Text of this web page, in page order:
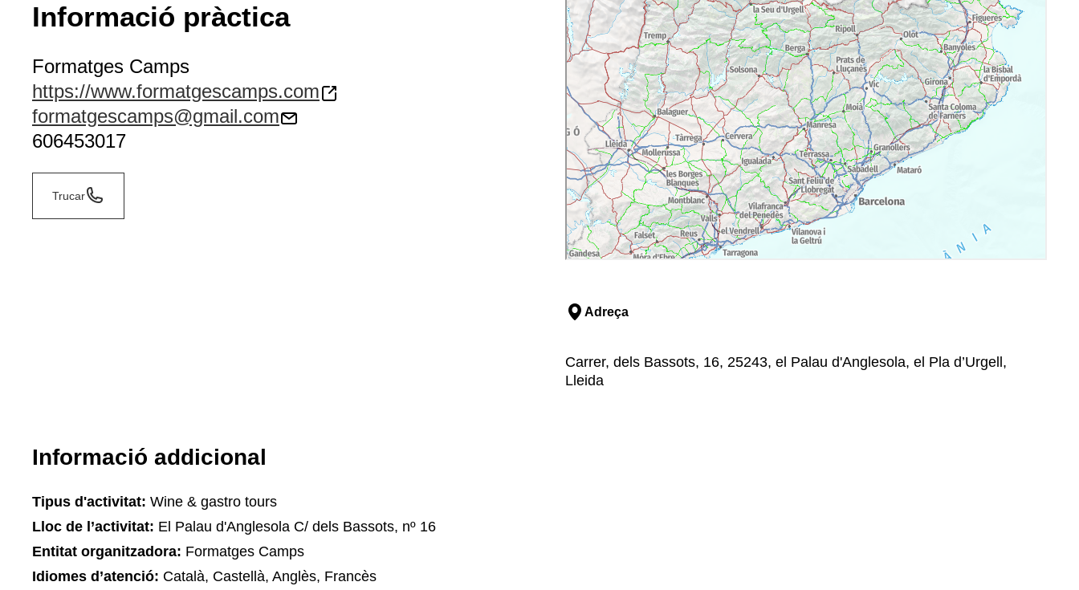
Informació pràctica
Formatges Camps
https://www.formatgescamps.com
formatgescamps@gmail.com
606453017
Trucar
Adreça
Carrer, dels Bassots, 16, 25243, el Palau d'Anglesola, el Pla d’Urgell,
Lleida
Informació addicional
Tipus d'activitat: Wine & gastro tours
Lloc de l’activitat: El Palau d'Anglesola C/ dels Bassots, nº 16
Entitat organitzadora: Formatges Camps
Idiomes d’atenció: Català, Castellà, Anglès, Francès